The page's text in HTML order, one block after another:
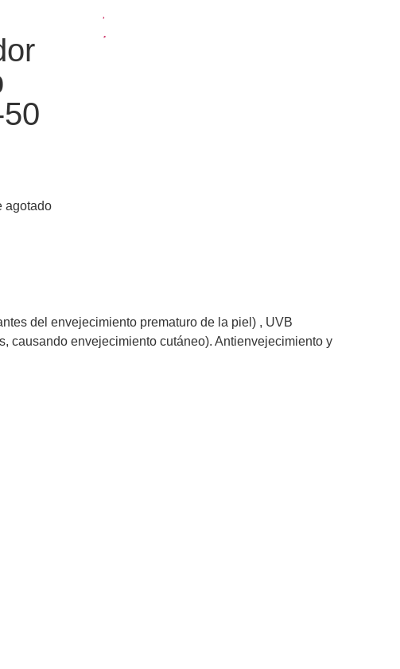
agotado
del envejecimiento prematuro de la piel) , UVB
causando envejecimiento cutáneo). Antienvejecimiento y